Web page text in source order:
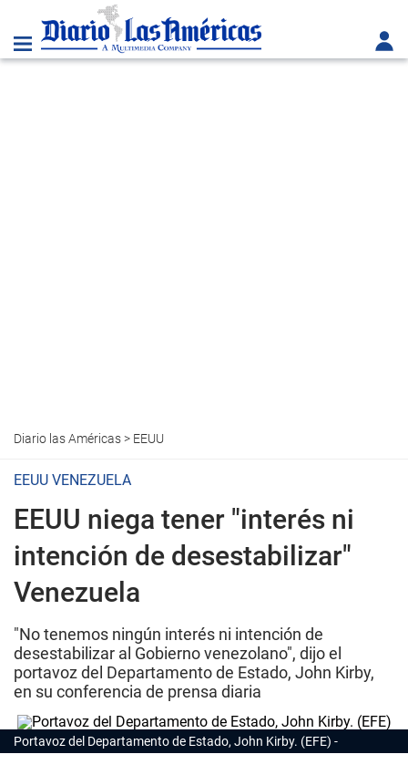
Diario las Américas> EEUU
EEUU VENEZUELA
EEUU niega tener "interés ni
intención de desestabilizar"
Venezuela
"No tenemos ningún interés ni intención de
desestabilizar al Gobierno venezolano", dijo el
portavoz del Departamento de Estado, John Kirby,
en su conferencia de prensa diaria
Portavoz del Departamento de Estado, John Kirby. (EFE)